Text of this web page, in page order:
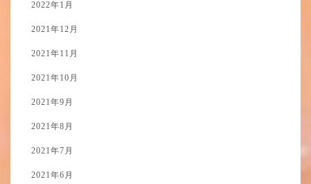
2022年1月
2021年12月
2021年11月
2021年10月
2021年9月
2021年8月
2021年7月
2021年6月